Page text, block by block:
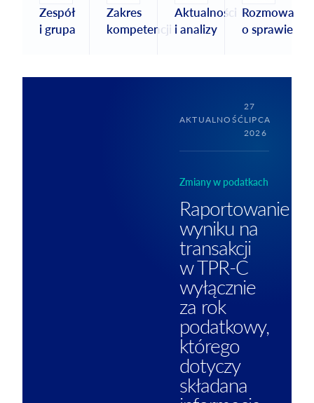
Zespół
i grupa
Zakres
kompetencji
Aktualności
i analizy
Rozmowa
o sprawie
AKTUALNOŚĆ
27
LIPCA
2026
Zmiany w podatkach
Raportowanie
wyniku na
transakcji
w TPR-C
wyłącznie
za rok
podatkowy,
którego
dotyczy
składana